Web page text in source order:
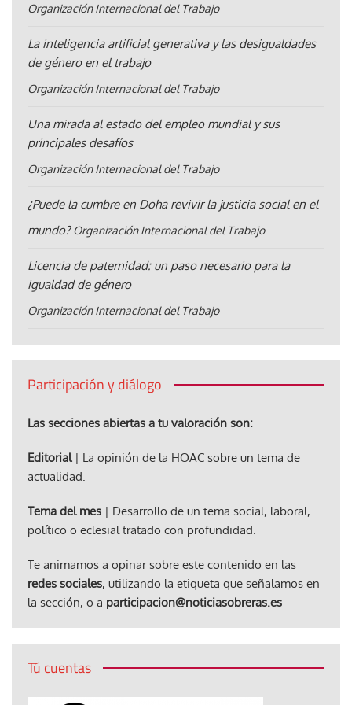
Organización Internacional del Trabajo
La inteligencia artificial generativa y las desigualdades
de género en el trabajo
Organización Internacional del Trabajo
Una mirada al estado del empleo mundial y sus
principales desafíos
Organización Internacional del Trabajo
¿Puede la cumbre en Doha revivir la justicia social en el
mundo? Organización Internacional del Trabajo
Licencia de paternidad: un paso necesario para la
igualdad de género
Organización Internacional del Trabajo
Participación y diálogo
Las secciones abiertas a tu valoración son:
Editorial| La opinión de la HOAC sobre un tema de
actualidad.
Tema del mes | Desarrollo de un tema social, laboral,
político o eclesial tratado con profundidad.
Te animamos a opinar sobre este contenido en las
redes sociales, utilizando la etiqueta que señalamos en
la sección, o a participacion@noticiasobreras.es
Tú cuentas